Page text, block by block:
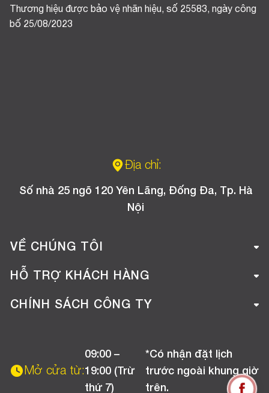
Thương hiệu được bảo vệ nhãn hiệu, số 25583, ngày công
bố 25/08/2023
Địa chỉ:
Số nhà 25 ngõ 120 Yên Lãng, Đống Đa, Tp. Hà
Nội
VỀ CHÚNG TÔI
Giới thiệu công ty
Tuyển dụng
HỖ TRỢ KHÁCH HÀNG
Hướng dẫn mua hàng online
Chương trình khuyến mãi
CHÍNH SÁCH CÔNG TY
Chính sách bảo hành
Mở cửa từ:
09:00 –
19:00 (Trừ
thứ 7)
*Có nhận đặt lịch
trước ngoài khung giờ
trên.